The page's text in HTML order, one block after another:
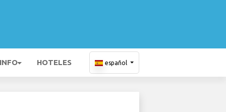
HOTELES español